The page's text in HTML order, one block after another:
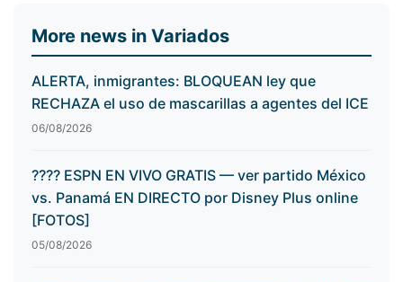
More news in Variados
ALERTA, inmigrantes: BLOQUEAN ley que
RECHAZA el uso de mascarillas a agentes del ICE
06/08/2026
???? ESPN EN VIVO GRATIS — ver partido México
vs. Panamá EN DIRECTO por Disney Plus online
[FOTOS]
05/08/2026